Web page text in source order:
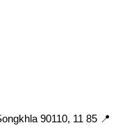
Songkhla 90110,